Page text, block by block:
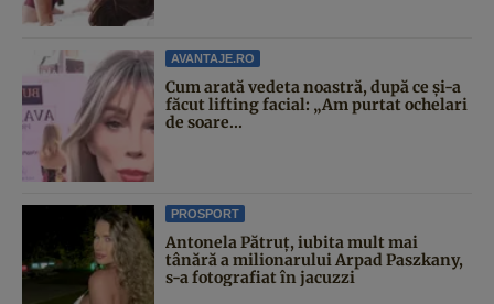
AVANTAJE.RO
Cum arată vedeta noastră, după ce și-a
făcut lifting facial: „Am purtat ochelari
de soare...
PROSPORT
Antonela Pătruț, iubita mult mai
tânără a milionarului Arpad Paszkany,
s-a fotografiat în jacuzzi